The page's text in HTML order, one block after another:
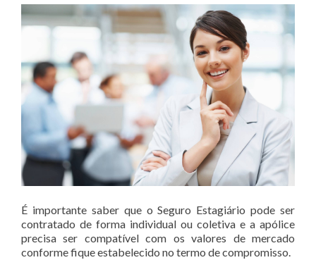
É importante saber que o Seguro Estagiário pode ser
contratado de forma individual ou coletiva e a apólice
precisa ser compatível com os valores de mercado
conforme fique estabelecido no termo de compromisso.